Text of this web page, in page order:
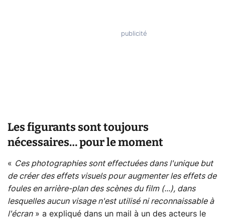
Les figurants sont toujours
nécessaires… pour le moment
« Ces photographies sont effectuées dans l'unique but
de créer des effets visuels pour augmenter les effets de
foules en arrière-plan des scènes du film (...), dans
lesquelles aucun visage n'est utilisé ni reconnaissable à
l'écran» a expliqué dans un mail à un des acteurs le